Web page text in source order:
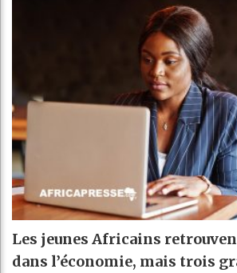
Les jeunes Africains
dans l’économie, mais trois